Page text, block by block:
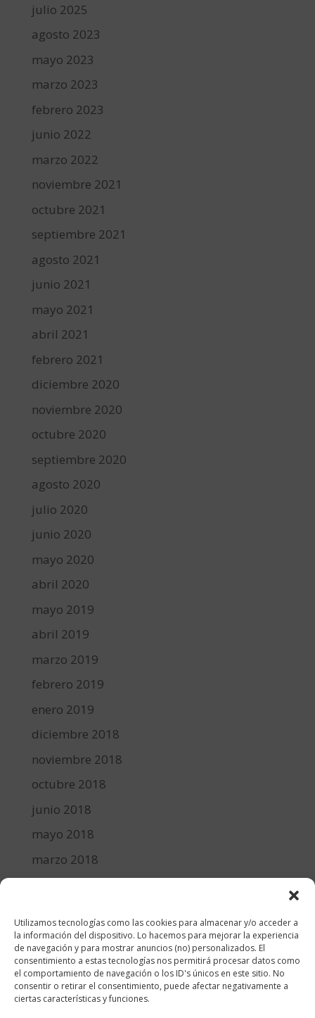
Utilizamos tecnologías como las cookies para almacenar y/o acceder a
la información del dispositivo. Lo hacemos para mejorar la experiencia
de navegación y para mostrar anuncios (no) personalizados. El
consentimiento a estas tecnologías nos permitirá procesar datos como
el comportamiento de navegación o los ID's únicos en este sitio. No
consentir o retirar el consentimiento, puede afectar negativamente a
ciertas características y funciones.
julio 2025
agosto 2023
mayo 2023
marzo 2023
febrero 2023
junio 2022
marzo 2022
noviembre 2021
octubre 2021
septiembre 2021
agosto 2021
junio 2021
mayo 2021
abril 2021
febrero 2021
diciembre 2020
noviembre 2020
octubre 2020
septiembre 2020
agosto 2020
julio 2020
junio 2020
mayo 2020
abril 2020
mayo 2019
abril 2019
marzo 2019
febrero 2019
enero 2019
diciembre 2018
noviembre 2018
octubre 2018
junio 2018
mayo 2018
marzo 2018
diciembre 2017
Categorías
cocina y recetas